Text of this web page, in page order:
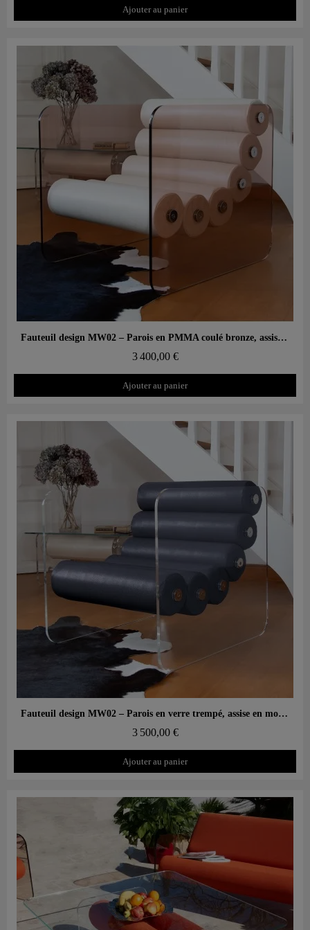
Ajouter au panier
Aperçu rapide Fauteuil design MW02 – Parois en PMMA coulé bronze, assise en mousse
3 400,00 €
Ajouter au panier
Aperçu rapide Fauteuil design MW02 – Parois en verre trempé, assise en mousse Soshagro.
3 500,00 €
Ajouter au panier